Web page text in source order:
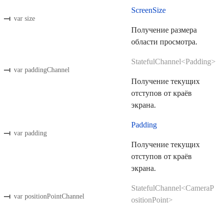
var size
ScreenSize
Получение размера
области просмотра.
var paddingChannel
StatefulChannel<Padding>
Получение текущих
отступов от краёв
экрана.
var padding
Padding
Получение текущих
отступов от краёв
экрана.
var positionPointChannel
StatefulChannel<CameraP
ositionPoint>